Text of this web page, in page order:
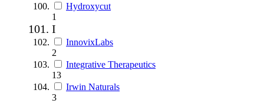
Hydroxycut
1
I
InnovixLabs
2
Integrative Therapeutics
13
Irwin Naturals
3